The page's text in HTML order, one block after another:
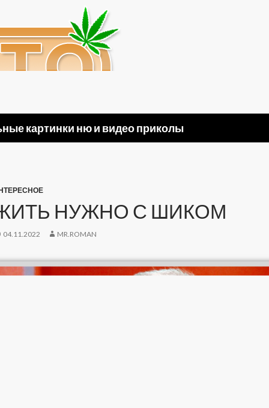
картинки ню и видео приколы
НУЖНО С ШИКОМ
04.11.2022 MR.ROMAN